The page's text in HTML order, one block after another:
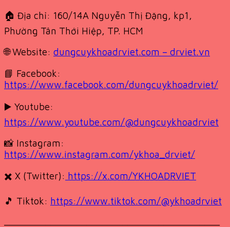
🏠 Địa chỉ: 160/14A Nguyễn Thị Đặng, kp1,
Phường Tân Thới Hiệp, TP. HCM
🌐 Website: dungcuykhoadrviet.com – drviet.vn
📘 Facebook:
https://www.facebook.com/dungcuykhoadrviet/
▶️ Youtube:
https://www.youtube.com/@dungcuykhoadrviet
📸 Instagram:
https://www.instagram.com/ykhoa_drviet/
✖️ X (Twitter): https://x.com/YKHOADRVIET
🎵 Tiktok: https://www.tiktok.com/@ykhoadrviet